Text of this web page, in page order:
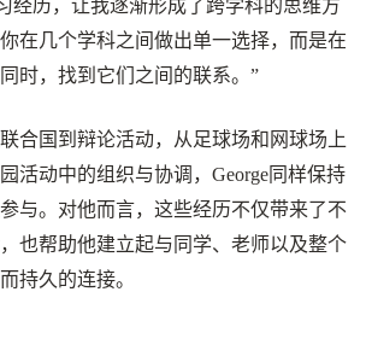
经历，让我逐渐形成了跨学科的思维方
在几个学科之间做出单一选择，而是在
时，找到它们之间的联系。”
合国到辩论活动，从足球场和网球场上
活动中的组织与协调，George同样保持
与。对他而言，这些经历不仅带来了不
也帮助他建立起与同学、老师以及整个
持久的连接。